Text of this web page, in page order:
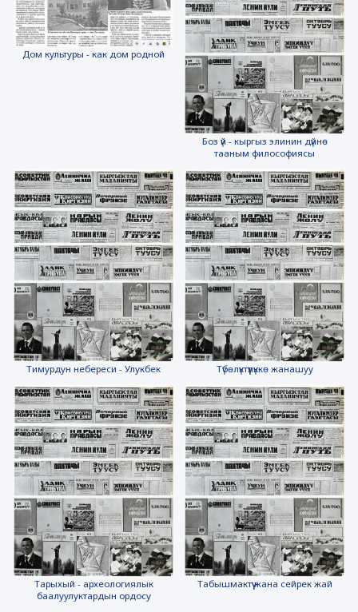
Дом культуры - как дом родной
Боз үй - кыргыз элинин дүйнө
тааным философиясы
Тимурдун небереси - Улукбек Түбөлүктүүлүккө жанашуу
Тарыхый - археологиялык
баалуулуктардын ордосу
Табышмактүү жана сейрек жай